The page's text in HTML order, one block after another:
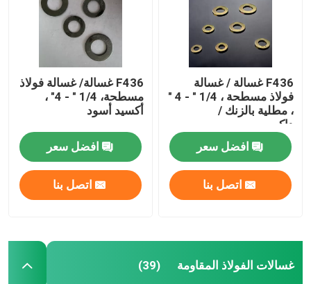
F436 غسالة / غسالة
فولاذ مسطحة ، 1/4 " - 4 "
، مطلية بالزنك /
داكروميت
افضل سعر
اتصل بنا
F436 غسالة/ غسالة فولاذ
مسطحة، 1/4 " - 4" ،
أكسيد أسود
افضل سعر
اتصل بنا
غسالات الفولاذ المقاومة (39)